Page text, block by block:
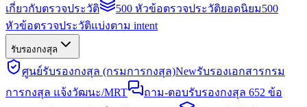
เกี่ยวกับตรวจประวัติ
500 หัวข้อตรวจประวัติยอดนิยม500
หัวข้อตรวจประวัติแบ่งตาม intent
รับรองกงสุล
ศูนย์รับรองกงสุล (กรมการกงสุล)Newรับรองเอกสารกรม
การกงสุล แจ้งวัฒนะ/MRT
ถาม-ตอบรับรองกงสุล 652 ข้อ